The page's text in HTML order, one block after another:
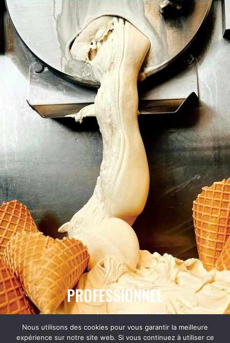
PROFESSIONNEL
VENDEZNOS PRODUITS
Nous utilisons des cookies pour vous garantir la meilleure
expérience sur notre site web. Si vous continuez à utiliser ce